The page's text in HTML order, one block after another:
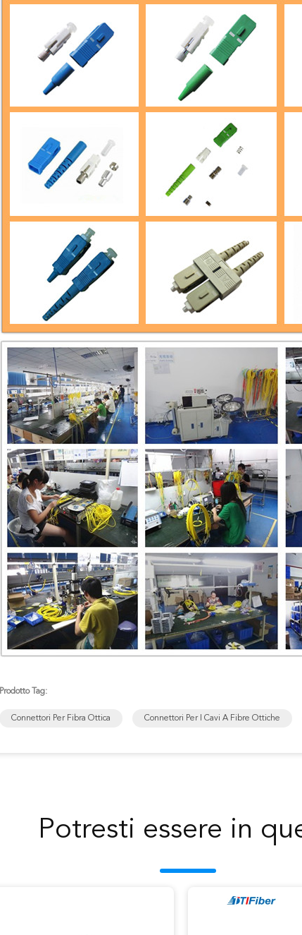
Prodotto Tag:
Connettori Per Fibra Ottica Connettori Per I Cavi A Fibre Ottiche
Potresti essere in